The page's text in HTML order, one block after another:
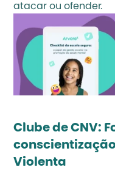
atacar ou ofender.
Clube de CNV:
Violenta